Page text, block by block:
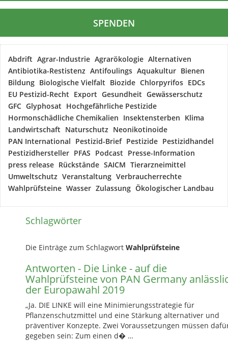
SPENDEN
Abdrift Agrar-Industrie Agrarökologie Alternativen
Antibiotika-Restistenz Antifoulings Aquakultur Bienen
Bildung Biologische Vielfalt Biozide Chlorpyrifos EDCs
EU Pestizid-Recht Export Gesundheit Gewässerschutz
GFC Glyphosat Hochgefährliche Pestizide
Hormonschädliche Chemikalien Insektensterben Klima
Landwirtschaft Naturschutz Neonikotinoide
PAN International Pestizid-Brief Pestizide Pestizidhandel
Pestizidhersteller PFAS Podcast Presse-Information
press release Rückstände SAICM Tierarzneimittel
Umweltschutz Veranstaltung Verbraucherrechte
Wahlprüfsteine Wasser Zulassung Ökologischer Landbau
Schlagwörter
Die Einträge zum Schlagwort Wahlprüfsteine
Antworten - Die Linke - auf die
Wahlprüfsteine von PAN Germany
der Europawahl 2019
„Ja. DIE LINKE will eine Minimierungsstrategie für
Pflanzenschutzmittel und eine Stärkung alternativer und
präventiver Konzepte. Zwei Voraussetzungen müssen
gegeben sein: Zum einen d� …